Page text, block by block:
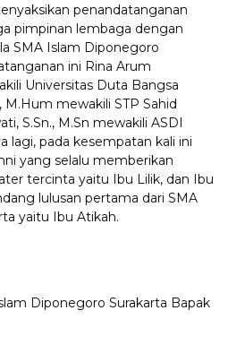
penandatanganan
pimpinan lembaga dengan
SMA Islam Diponegoro
ini Rina Arum
Universitas Duta Bangsa
mewakili STP Sahid
S.Sn., M.Sn mewakili ASDI
lagi, pada kesempatan kali ini
yang selalu memberikan
tercinta yaitu Ibu Lilik, dan Ibu
lulusan pertama dari SMA
yaitu Ibu Atikah.
Diponegoro Surakarta Bapak